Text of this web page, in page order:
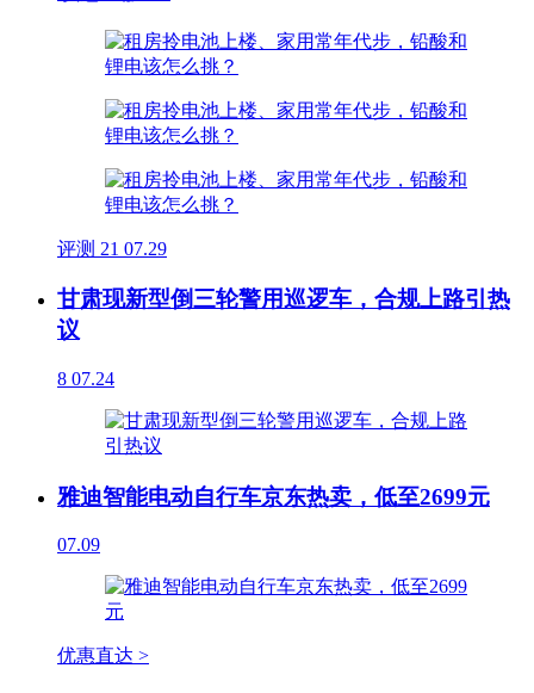
评测 21 07.29
甘肃现新型倒三轮警用巡逻车，合规上路引热
议
8 07.24
雅迪智能电动自行车京东热卖，低至2699元
07.09
优惠直达 >